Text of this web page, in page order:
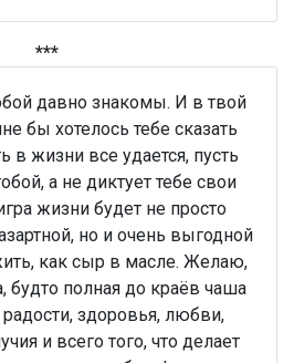
***
давно знакомы. И в твой
бы хотелось тебе сказать
в жизни все удается, пусть
а не диктует тебе свои
жизни будет не просто
но и очень выгодной
как сыр в масле. Желаю,
полная до краёв чаша
здоровья, любви,
и всего того, что делает